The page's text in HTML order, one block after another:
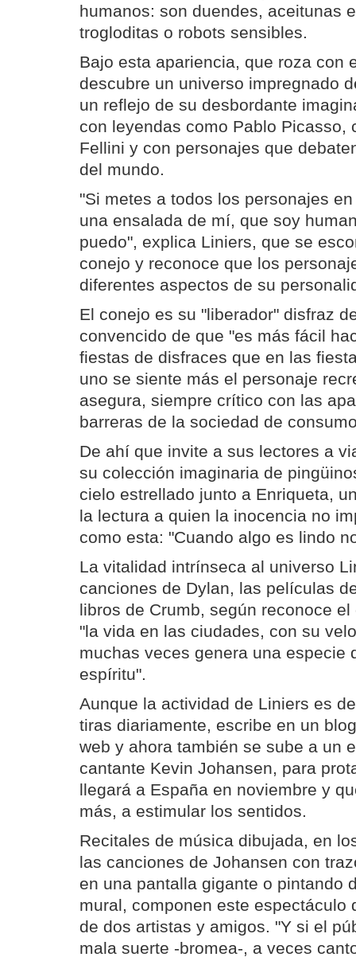
humanos: son duendes, aceitunas
trogloditas o robots sensibles.
Bajo esta apariencia, que roza con
descubre un universo impregnado
un reflejo de su desbordante
con leyendas como Pablo Picasso,
Fellini y con personajes que
del mundo.
"Si metes a todos los personajes
una ensalada de mí, que soy
puedo", explica Liniers, que se
conejo y reconoce que los
diferentes aspectos de su
El conejo es su "liberador" disfraz
convencido de que "es más fácil
fiestas de disfraces que en las
uno se siente más el personaje
asegura, siempre crítico con las
barreras de la sociedad de
De ahí que invite a sus lectores a
su colección imaginaria de
cielo estrellado junto a Enriqueta,
la lectura a quien la inocencia no
como esta: "Cuando algo es lindo
La vitalidad intrínseca al universo
canciones de Dylan, las películas
libros de Crumb, según reconoce
"la vida en las ciudades, con su
muchas veces genera una especie
espíritu".
Aunque la actividad de Liniers es
tiras diariamente, escribe en un
web y ahora también se sube a un
cantante Kevin Johansen, para
llegará a España en noviembre y
más, a estimular los sentidos.
Recitales de música dibujada, en
las canciones de Johansen con
en una pantalla gigante o pintando
mural, componen este espectáculo
de dos artistas y amigos. "Y si el
mala suerte -bromea-, a veces